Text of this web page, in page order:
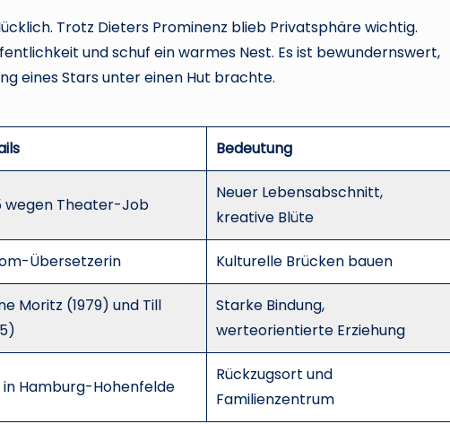
Trotz Dieters Prominenz blieb Privatsphäre wichtig.
und schuf ein warmes Nest. Es ist bewundernswert,
eines Stars unter einen Hut brachte.
Bedeutung
wegen Theater-Job
Neuer Lebensabschnitt,
kreative Blüte
Übersetzerin Kulturelle Brücken bauen
Moritz (1979) und Till
Starke Bindung,
werteorientierte Erziehung
in Hamburg-Hohenfelde
Rückzugsort und
Familienzentrum